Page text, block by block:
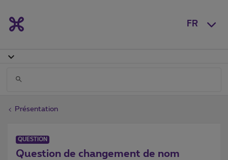
FR
Présentation
QUESTION
Question de changement de nom